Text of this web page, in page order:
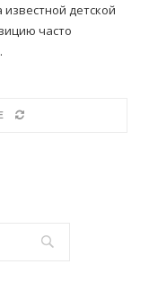
детской
часто